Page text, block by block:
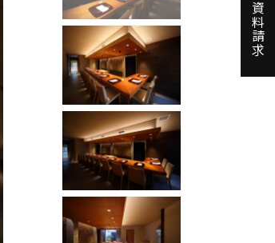
資料請求